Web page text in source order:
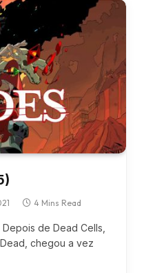
4 Mins Read
de Dead Cells,
chegou a vez